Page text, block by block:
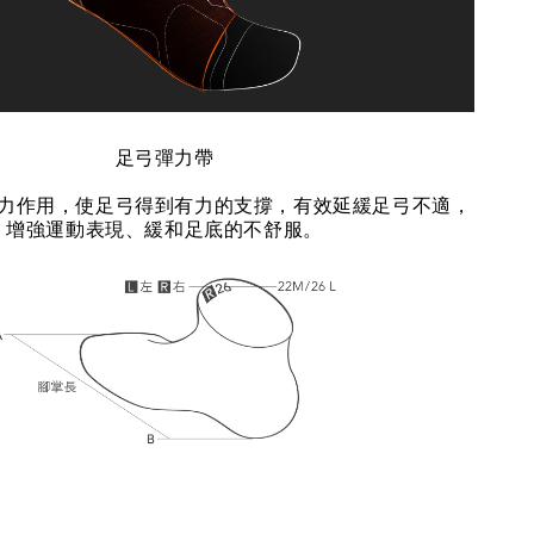
足弓彈力帶
作用，使足弓得到有力的支撐，有效延緩足弓不適，
增強運動表現、緩和足底的不舒服。